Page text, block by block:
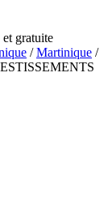
gratuite
/Martinique /